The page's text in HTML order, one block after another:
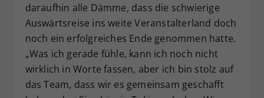
daraufhin alle Dämme, dass die schwierige
Auswärtsreise ins weite Veranstalterland doch
noch ein erfolgreiches Ende genommen hatte.
„Was ich gerade fühle, kann ich noch nicht
wirklich in Worte fassen, aber ich bin stolz auf
das Team, dass wir es gemeinsam geschafft